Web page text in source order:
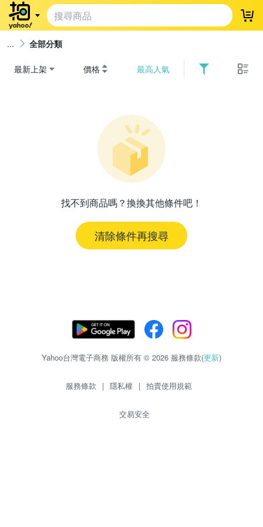
登
全部分類
最新上架 價格 最高人氣
找不到商品嗎？換換其他條件吧！
清除條件再搜尋
Yahoo台灣電子商務 版權所有 © 2026 服務條款(更新)
服務條款 | 隱私權 | 拍賣使用規範
交易安全